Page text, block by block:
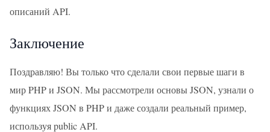
описаний API.
Заключение
Поздравляю! Вы только что сделали свои первые шаги в
мир PHP и JSON. Мы рассмотрели основы JSON, узнали о
функциях JSON в PHP и даже создали реальный пример,
используя public API.